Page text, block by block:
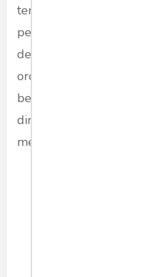
terakhir sebagai staf
periode pertama Jokowi.
dengan Arief Budiman
orde baru hingga
berada di luar kekuasaan
diri sebagai oposan
mengagungkan